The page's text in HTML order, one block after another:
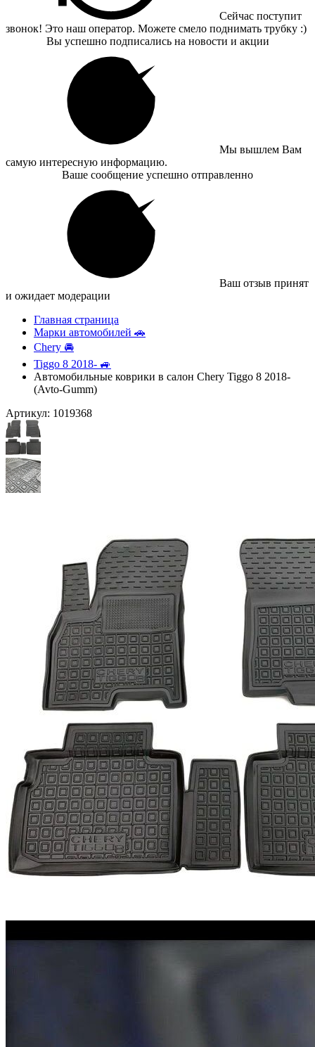
Сейчас поступит
звонок! Это наш оператор. Можете смело поднимать трубку :)
Вы успешно подписались на новости и акции
Мы вышлем Вам
самую интересную информацию.
Ваше сообщение успешно отправленно
Ваш отзыв принят
и ожидает модерации
Главная страница
Марки автомобилей 🚗
Chery 🚘
Tiggo 8 2018- 🚙
Автомобильные коврики в салон Chery Tiggo 8 2018-
(Avto-Gumm)
Артикул: 1019368